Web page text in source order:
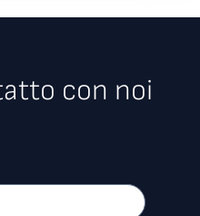
con noi